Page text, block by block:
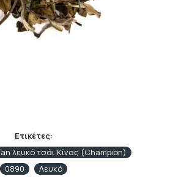
Ετικέτες:
λευκό τσάι Κίνας (Champion)
0890
Λευκό